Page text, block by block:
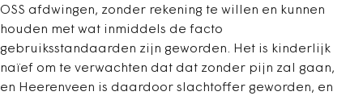
OSS afdwingen, zonder rekening te willen en kunnen
houden met wat inmiddels de facto
gebruiksstandaarden zijn geworden. Het is kinderlijk
naïef om te verwachten dat dat zonder pijn zal gaan,
en Heerenveen is daardoor slachtoffer geworden, en